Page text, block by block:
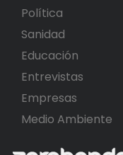
Política
Sanidad
Educación
Entrevistas
Empresas
Medio Ambiente